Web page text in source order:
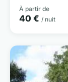
À partir de
40 € / nuit